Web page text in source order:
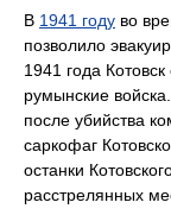
В 1941 году во
позволило
1941 года
румынские войска.
после убийства
саркофаг
останки
расстрелянных